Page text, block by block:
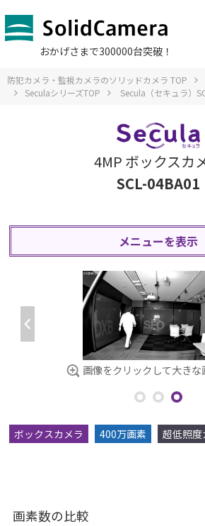
おかげさまで300000台突破！
防犯カメラ・監視カメラのソリッドカメラ TOP
SeculaシリーズTOP
Secula（セキュラ）
4MP ボックスカ
SCL-04BA01
メニューを表示
画像をクリックして大きな
ボックスカメラ 400万画素 超低照度
画素数の比較